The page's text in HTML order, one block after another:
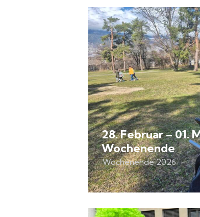
28. Februar – 01.
Wochenende
Wochenende 2026